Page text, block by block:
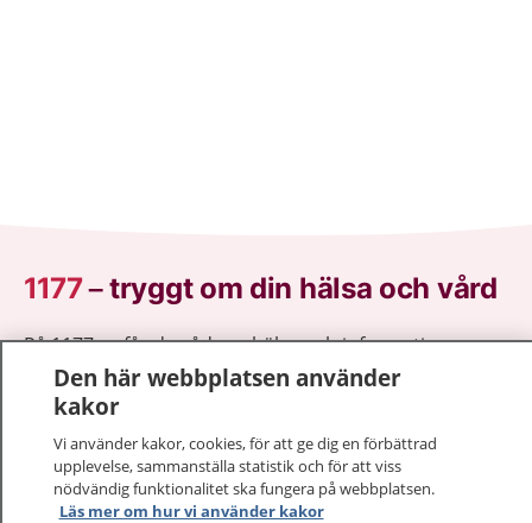
1177–tryggt om din hälsa och vård
På 1177.se får du råd om hälsa och information om
sjukdomar och vilka mottagningar du kan kontakta.
Logga in för att läsa din journal och göra dina
sjukvårdsrådgivning dygnet runt.
1177 ger dig råd när du vill må bättre.
Den här webbplatsen använder
kakor
Vi använder kakor, cookies, för att ge dig en förbättrad
upplevelse, sammanställa statistik och för att viss
nödvändig funktionalitet ska fungera på webbplatsen.
Läs mer om hur vi använder kakor